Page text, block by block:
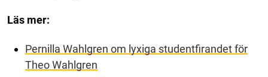
Läs mer:
Pernilla Wahlgren om lyxiga studentfirandet för
Theo Wahlgren